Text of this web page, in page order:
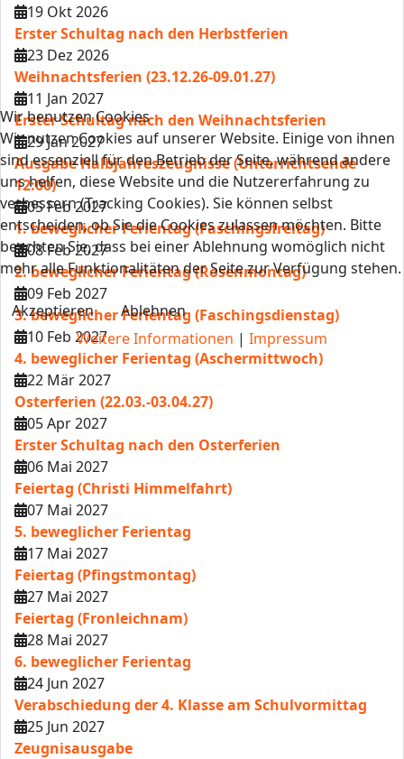
19 Okt 2026
Erster Schultag nach den Herbstferien
23 Dez 2026
Weihnachtsferien (23.12.26-09.01.27)
11 Jan 2027
Erster Schultag nach den Weihnachtsferien
29 Jan 2027
Ausgabe Halbjahreszeugnisse (Unterrichtsende
12:00)
05 Feb 2027
1. beweglicher Ferientag (Faschingsfreitag)
08 Feb 2027
2. beweglicher Ferientag (Rosenmontag)
09 Feb 2027
3. beweglicher Ferientag (Faschingsdienstag)
10 Feb 2027
4. beweglicher Ferientag (Aschermittwoch)
22 Mär 2027
Osterferien (22.03.-03.04.27)
05 Apr 2027
Erster Schultag nach den Osterferien
06 Mai 2027
Feiertag (Christi Himmelfahrt)
07 Mai 2027
5. beweglicher Ferientag
17 Mai 2027
Feiertag (Pfingstmontag)
27 Mai 2027
Feiertag (Fronleichnam)
28 Mai 2027
6. beweglicher Ferientag
24 Jun 2027
Verabschiedung der 4. Klasse am Schulvormittag
25 Jun 2027
Zeugnisausgabe
Wir benutzen Cookies
Wir nutzen Cookies auf unserer Website. Einige von ihnen
sind essenziell für den Betrieb der Seite, während andere
uns helfen, diese Website und die Nutzererfahrung zu
verbessern (Tracking Cookies). Sie können selbst
entscheiden, ob Sie die Cookies zulassen möchten. Bitte
beachten Sie, dass bei einer Ablehnung womöglich nicht
mehr alle Funktionalitäten der Seite zur Verfügung stehen.
Akzeptieren
Ablehnen
Weitere Informationen | Impressum